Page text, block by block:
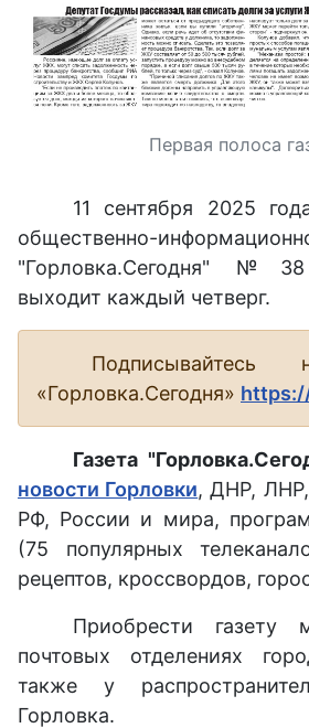
Первая полоса
11 сентября 2025
общественно-
"Горловка.Сегодня"
выходит каждый четверг.
«Горловка.Сегодня»
Газета
новости Горловки, ДНР,
РФ, России и мира,
(75 популярных
рецептов, кроссвордов,
Приобрести
почтовых отделениях
также у
Горловка.